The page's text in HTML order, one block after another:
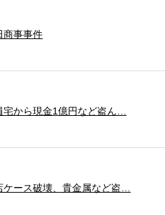
商事事件
宅から現金1億円など盗ん…
ケース破壊、貴金属など盗…